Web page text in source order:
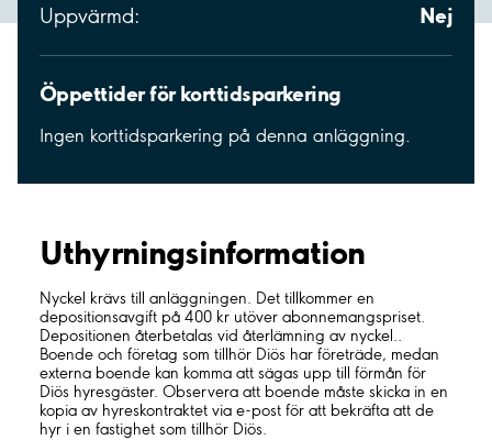
Uppvärmd: Nej
Öppettider för korttidsparkering
Ingen korttidsparkering på denna anläggning.
Uthyrnings­information
Nyckel krävs till anläggningen. Det tillkommer en
depositionsavgift på 400 kr utöver abonnemangspriset.
Depositionen återbetalas vid återlämning av nyckel..
Boende och företag som tillhör Diös har företräde, medan
externa boende kan komma att sägas upp till förmån för
Diös hyresgäster. Observera att boende måste skicka in en
kopia av hyreskontraktet via e-post för att bekräfta att de
hyr i en fastighet som tillhör Diös.